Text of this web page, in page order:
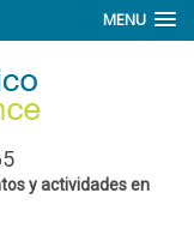
MENU
y actividades en